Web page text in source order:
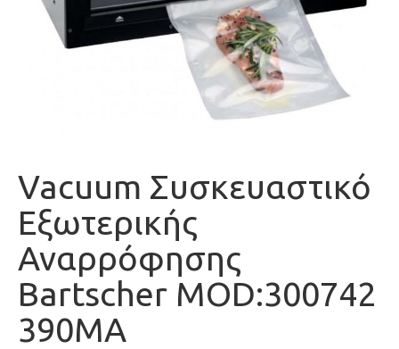
Vacuum Συσκευαστικό
Εξωτερικής
Αναρρόφησης
Bartscher MOD:300742
390MA